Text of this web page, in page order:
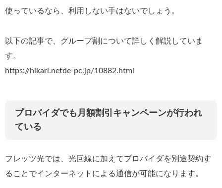
使っているなら、利用しない手はないでしょう。
以下の記事で、グループ割について詳しく解説していま
す。
https://hikari.netde-pc.jp/10882.html
プロバイダでも月額割引キャンペーンが行われ
ている
フレッツ光では、光回線に加えてプロバイダを別途契約す
ることでインターネットによる通信が可能になります。